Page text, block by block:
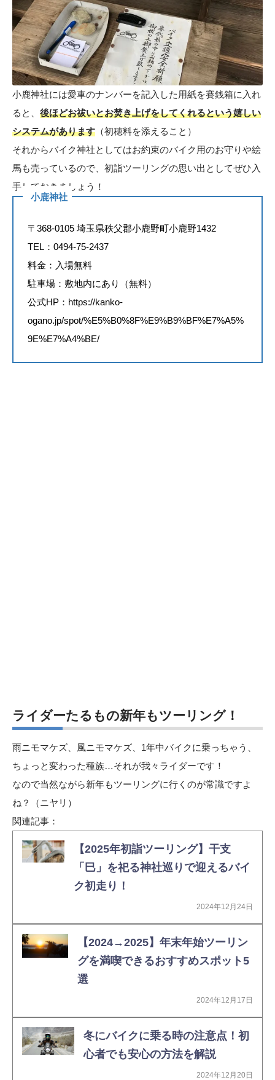
小鹿神社には愛車のナンバーを記入した用紙を賽銭箱に入れ
ると、 後ほどお祓いとお焚き上げをしてくれるという嬉しい
システムがあります （初穂料を添えること）
それからバイク神社としてはお約束のバイク用のお守りや絵
馬も売っているので、初詣ツーリングの思い出としてぜひ入
手しておきましょう！
小鹿神社
〒368-0105 埼玉県秩父郡小鹿野町小鹿野1432
TEL：0494-75-2437
料金：入場無料
駐車場：敷地内にあり（無料）
公式HP： https://kanko-
ogano.jp/spot/%E5%B0%8F%E9%B9%BF%E7%A5%
9E%E7%A4%BE/
ライダーたるもの新年もツーリング！
雨ニモマケズ、風ニモマケズ、1年中バイクに乗っちゃう、
ちょっと変わった種族…それが我々ライダーです！
なので当然ながら新年もツーリングに行くのが常識ですよ
ね？（ニヤリ）
関連記事：
【2025年初詣ツーリング】干支
「巳」を祀る神社巡りで迎えるバイ
ク初走り！
2024年12月24日
【2024→2025】年末年始ツーリン
グを満喫できるおすすめスポット5
選
2024年12月17日
冬にバイクに乗る時の注意点！初
心者でも安心の方法を解説
2024年12月20日